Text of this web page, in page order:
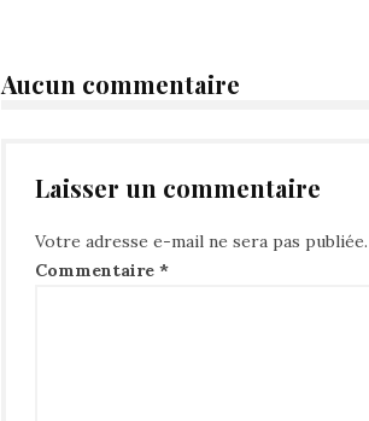
Aucun commentaire
Laisser un commentaire
Votre adresse e-mail ne sera pas publiée.
Commentaire *